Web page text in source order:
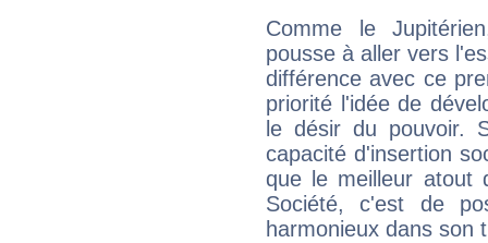
Comme le
pousse à aller vers
différence avec ce
priorité l'idée de
le désir du pouvoir.
capacité d'insertion
que le meilleur atout
Société, c'est de
harmonieux dans son